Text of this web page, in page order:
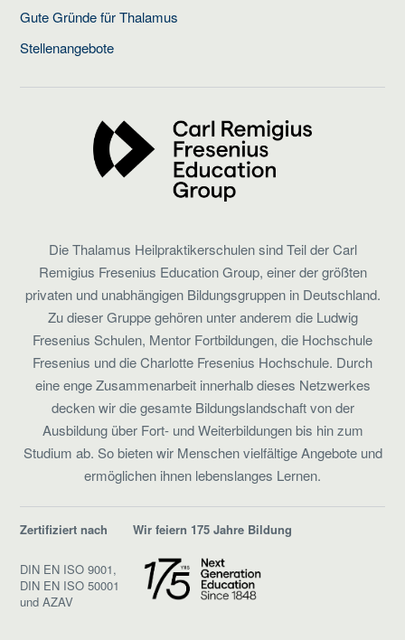
Gute Gründe für Thalamus
Stellenangebote
Die Thalamus Heilpraktikerschulen sind Teil der Carl
Remigius Fresenius Education Group, einer der größten
privaten und unabhängigen Bildungsgruppen in Deutschland.
Zu dieser Gruppe gehören unter anderem die Ludwig
Fresenius Schulen, Mentor Fortbildungen, die Hochschule
Fresenius und die Charlotte Fresenius Hochschule. Durch
eine enge Zusammenarbeit innerhalb dieses Netzwerkes
decken wir die gesamte Bildungslandschaft von der
Ausbildung über Fort- und Weiterbildungen bis hin zum
Studium ab. So bieten wir Menschen vielfältige Angebote und
ermöglichen ihnen lebenslanges Lernen.
Zertifiziert nach
DIN EN ISO 9001,
DIN EN ISO 50001
und AZAV
Wir feiern 175 Jahre Bildung